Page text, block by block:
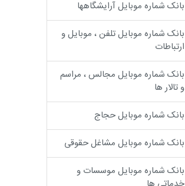
بانک شماره موبایل آرایشگاهها
بانک شماره موبایل تلفن ، موبایل و
ارتباطات
بانک شماره موبایل مجالس ، مراسم
و تالار ها
بانک شماره موبایل حجاج
بانک شماره موبایل مشاغل حقوقی
بانک شماره موبایل موسسات و